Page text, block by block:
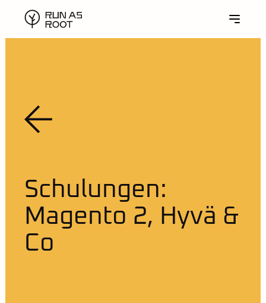
Schulungen:
Magento 2, Hyvä &
Co